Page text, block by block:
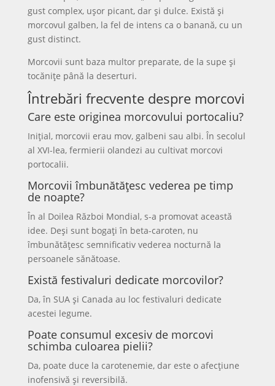
gust complex, ușor picant, dar și dulce. Există și
morcovul galben, la fel de intens ca o banană, cu un
gust distinct.
Morcovii sunt baza multor preparate, de la supe și
tocănițe până la deserturi.
Întrebări frecvente despre morcovi
Care este originea morcovului portocaliu?
Inițial, morcovii erau mov, galbeni sau albi. În secolul
al XVI-lea, fermierii olandezi au cultivat morcovi
portocalii.
Morcovii îmbunătățesc vederea pe timp
de noapte?
În al Doilea Război Mondial, s-a promovat această
idee. Deși sunt bogați în beta-caroten, nu
îmbunătățesc semnificativ vederea nocturnă la
persoanele sănătoase.
Există festivaluri dedicate morcovilor?
Da, în SUA și Canada au loc festivaluri dedicate
acestei legume.
Poate consumul excesiv de morcovi
schimba culoarea pielii?
Da, poate duce la carotenemie, dar este o afecțiune
inofensivă și reversibilă.